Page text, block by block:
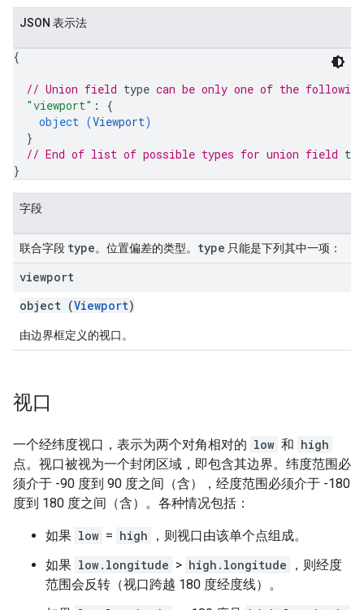
JSON 表示法
{
// Union field type can be only one of the
"viewport" : {
object (Viewport)
}
// End of list of possible types for union field
}
字段
联合字段 type。位置偏差的类型。 type 只能是下列其中一项：
viewport
object (Viewport)
由边界框定义的视口。
视口
一个经纬度视口，表示为两个对角相对的 low 和 high
点。视口被视为一个封闭区域，即包含其边界。纬度范围必
须介于 -90 度到 90 度之间（含），经度范围必须介于 -180
度到 180 度之间（含）。各种情况包括：
如果 low = high
，则视口由该单个点组成。
如果 low.longitude > high.longitude
，则经度
范围会反转（视口跨越 180 度经度线）。